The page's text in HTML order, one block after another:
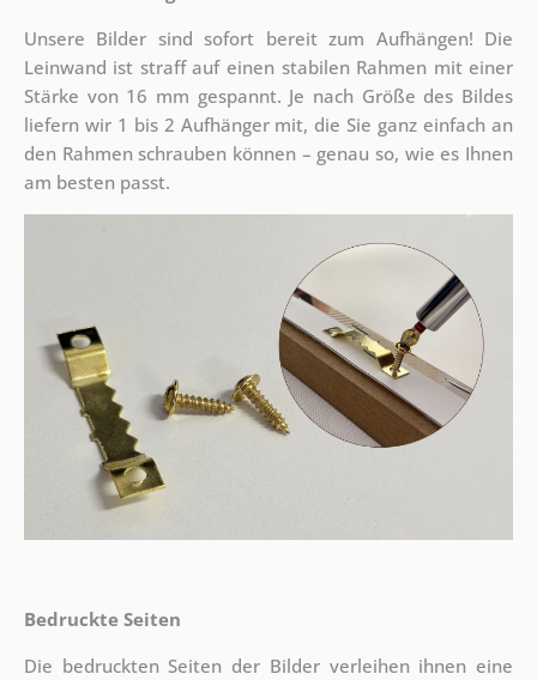
Unsere Bilder sind sofort bereit zum Aufhängen! Die
Leinwand ist straff auf einen stabilen Rahmen mit einer
Stärke von 16 mm gespannt. Je nach Größe des Bildes
liefern wir 1 bis 2 Aufhänger mit, die Sie ganz einfach an
den Rahmen schrauben können – genau so, wie es Ihnen
am besten passt.
Bedruckte Seiten
Die bedruckten Seiten der Bilder verleihen ihnen eine